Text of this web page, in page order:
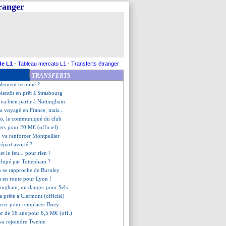
L1 - Tableau mercato L1 - Transferts étranger
TRANSFERTS
toujours pas pour Mbappé
un prêt à Bournemouth
retenu à Lens
terminé ?
en prêt à Strasbourg
va bien partir à Nottingham
voyagé en France, mais...
le communiqué du club
pour 20 M€ (officiel)
va renforcer Montpellier
avorté ?
le feu... pour rien !
par Tottenham ?
se rapproche de Burnley
en route pour Lyon !
un danger pour Sels
prêté à Clermont (officiel)
pour remplacer Boey
de 16 ans pour 6,5 M€ (off.)
rejoindre Twente